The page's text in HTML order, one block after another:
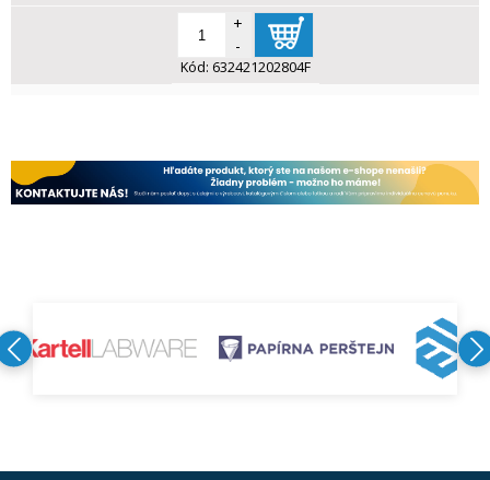
+
-
Kód: 632421202804F